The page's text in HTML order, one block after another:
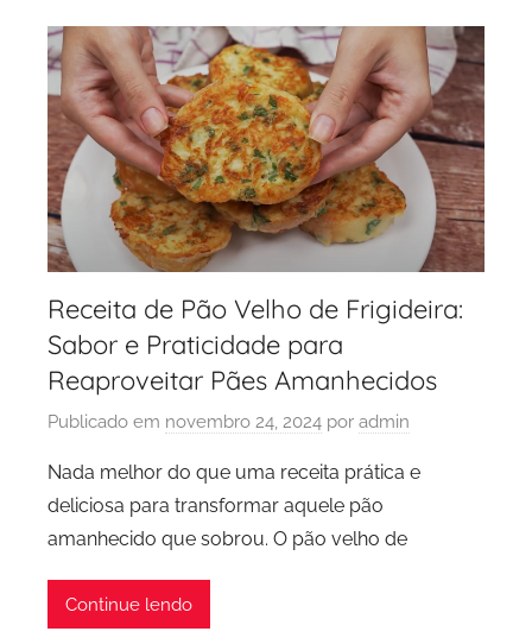
Receita de Pão Velho de Frigideira:
Sabor e Praticidade para
Reaproveitar Pães Amanhecidos
Publicado em novembro 24, 2024 por admin
Nada melhor do que uma receita prática e
deliciosa para transformar aquele pão
amanhecido que sobrou. O pão velho de
Continue lendo